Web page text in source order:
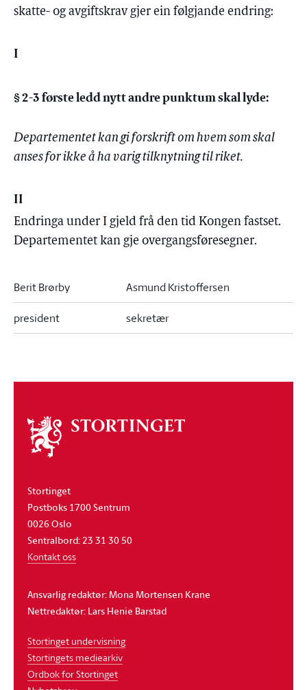
skatte- og avgiftskrav gjer ein følgjande endring:
I
§ 2-3 første ledd nytt andre punktum skal lyde:
Departementet kan gi forskrift om hvem som skal
anses for ikke å ha varig tilknytning til riket.
II
Endringa under I gjeld frå den tid Kongen fastset.
Departementet kan gje overgangsføresegner.
Berit Brørby Asmund Kristoffersen
president sekretær
Om
stortinget
Stortinget
Postboks 1700 Sentrum
0026 Oslo
Sentralbord: 23 31 30 50
Kontakt oss
Ansvarlig redaktør: Mona Mortensen Krane
Nettredaktør: Lars Henie Barstad
Stortinget undervisning
Stortingets mediearkiv
Ordbok for Stortinget